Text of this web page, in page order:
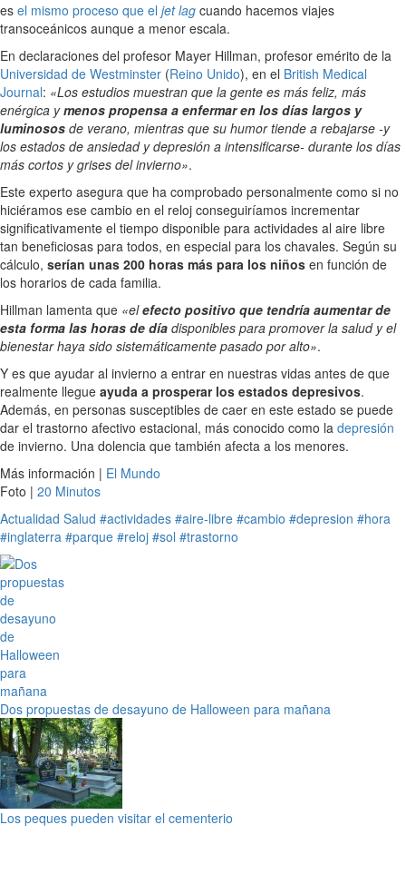
es el mismo proceso que el jet lag cuando hacemos viajes
transoceánicos aunque a menor escala.
En declaraciones del profesor Mayer Hillman, profesor emérito de la
Universidad de Westminster (Reino Unido), en el British Medical
Journal: «Los estudios muestran que la gente es más feliz, más
enérgica ymenos propensa a enfermar en los días largos y
luminosos de verano, mientras que su humor tiende a rebajarse -y
los estados de ansiedad y depresión a intensificarse- durante los días
más cortos y grises del invierno».
Este experto asegura que ha comprobado personalmente como si no
hiciéramos ese cambio en el reloj conseguiríamos incrementar
significativamente el tiempo disponible para actividades al aire libre
tan beneficiosas para todos, en especial para los chavales. Según su
cálculo, serían unas 200 horas más para los niños en función de
los horarios de cada familia.
Hillman lamenta que «elefecto positivo que tendría aumentar de
esta forma las horas de día disponibles para promover la salud y el
bienestar haya sido sistemáticamente pasado por alto».
Y es que ayudar al invierno a entrar en nuestras vidas antes de que
realmente llegue ayuda a prosperar los estados depresivos.
Además, en personas susceptibles de caer en este estado se puede
dar el trastorno afectivo estacional, más conocido como la depresión
de invierno. Una dolencia que también afecta a los menores.
Más información | El Mundo
Foto | 20 Minutos
Actualidad Salud #actividades #aire-libre #cambio #depresion #hora
#inglaterra #parque #reloj #sol #trastorno
Dos propuestas de desayuno de Halloween para mañana
Los peques pueden visitar el cementerio